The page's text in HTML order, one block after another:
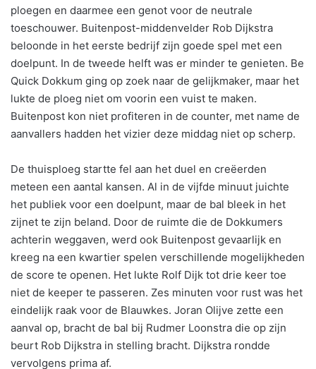
ploegen en daarmee een genot voor de neutrale
toeschouwer. Buitenpost-middenvelder Rob Dijkstra
beloonde in het eerste bedrijf zijn goede spel met een
doelpunt. In de tweede helft was er minder te genieten. Be
Quick Dokkum ging op zoek naar de gelijkmaker, maar het
lukte de ploeg niet om voorin een vuist te maken.
Buitenpost kon niet profiteren in de counter, met name de
aanvallers hadden het vizier deze middag niet op scherp.
De thuisploeg startte fel aan het duel en creëerden
meteen een aantal kansen. Al in de vijfde minuut juichte
het publiek voor een doelpunt, maar de bal bleek in het
zijnet te zijn beland. Door de ruimte die de Dokkumers
achterin weggaven, werd ook Buitenpost gevaarlijk en
kreeg na een kwartier spelen verschillende mogelijkheden
de score te openen. Het lukte Rolf Dijk tot drie keer toe
niet de keeper te passeren. Zes minuten voor rust was het
eindelijk raak voor de Blauwkes. Joran Olijve zette een
aanval op, bracht de bal bij Rudmer Loonstra die op zijn
beurt Rob Dijkstra in stelling bracht. Dijkstra rondde
vervolgens prima af.